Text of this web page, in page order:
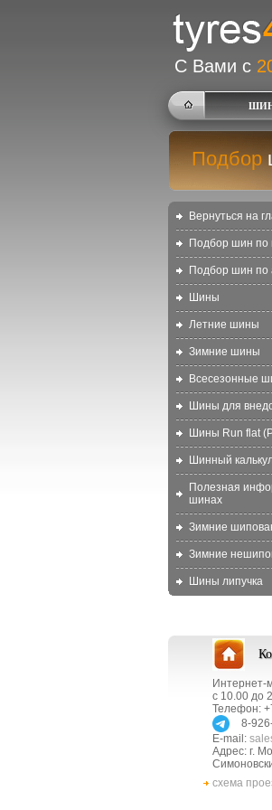
С Вами с
Подбор
Вернуться на
Подбор шин по
Подбор шин по
Шины
Летние шины
Зимние шины
Всесезонные
Шины для
Шины Run flat
Шинный
Полезная
шинах
Зимние
Зимние
Шины липучка
Интернет-
с 10.00 до
Телефон:
8-
E-mail:
Адрес: г.
схема